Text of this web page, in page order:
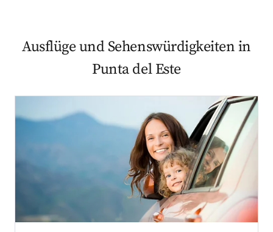
Ausflüge und Sehenswürdigkeiten in
Punta del Este